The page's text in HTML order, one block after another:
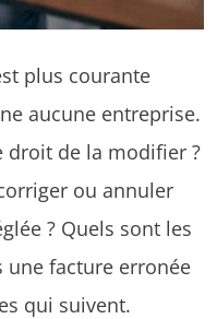
plus courante
aucune entreprise.
droit de la modifier ?
ou annuler
? Quels sont les
une facture erronée
qui suivent.